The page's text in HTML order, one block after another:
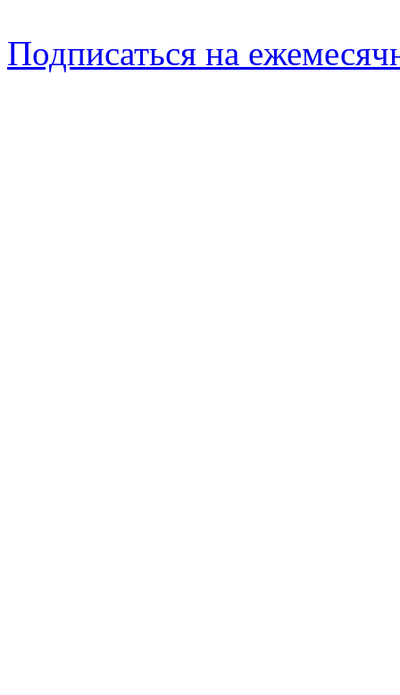
Подписаться на